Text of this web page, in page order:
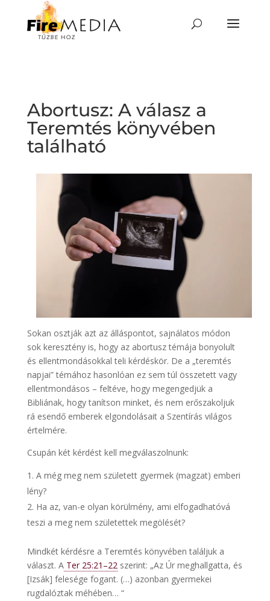
content
Abortusz: A válasz a
Teremtés könyvében
található
Sokan osztják azt az álláspontot, sajnálatos módon
sok keresztény is, hogy az abortusz témája bonyolult
és ellentmondásokkal teli kérdéskör. De a „teremtés
napjai” témához hasonlóan ez sem túl összetett vagy
ellentmondásos – feltéve, hogy megengedjük a
Bibliának, hogy tanítson minket, és nem erőszakoljuk
rá esendő emberek elgondolásait a Szentírás világos
értelmére.
Csupán két kérdést kell megválaszolnunk:
A még meg nem született gyermek (magzat) emberi
lény?
Ha az, van-e olyan körülmény, ami elfogadhatóvá
teszi a meg nem születettek megölését?
Mindkét kérdésre a Teremtés könyvében találjuk a
választ. ATer 25:21–22 szerint: „Az Úr meghallgatta, és
[Izsák] felesége fogant. (…) azonban gyermekei
rugdalóztak méhében… “